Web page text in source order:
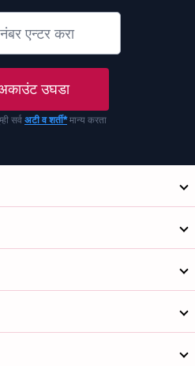
उघडा
सर्व अटी व शर्ती*मान्य करता